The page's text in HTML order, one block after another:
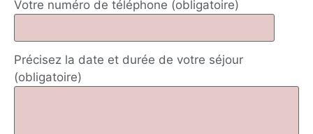
Votre numéro de téléphone (obligatoire)
Précisez la date et durée de votre séjour
(obligatoire)